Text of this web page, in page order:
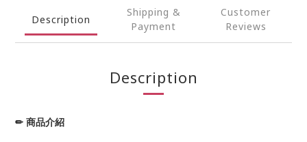
Description
Shipping &
Payment
Customer
Reviews
Description
✏ 商品介紹